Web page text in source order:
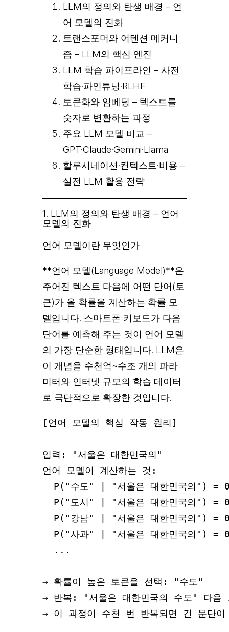
LLM의 정의와 탄생 배경 – 언
어 모델의 진화
트랜스포머와 어텐션 메커니
즘 – LLM의 핵심 엔진
LLM 학습 파이프라인 – 사전
학습·파인튜닝·RLHF
토큰화와 임베딩 – 텍스트를
숫자로 변환하는 과정
주요 LLM 모델 비교 –
GPT·Claude·Gemini·Llama
할루시네이션·컨텍스트·비용 –
실전 LLM 활용 전략
1. LLM의 정의와 탄생 배경 – 언어
모델의 진화
언어 모델이란 무엇인가
**언어 모델(Language Model)**은
주어진 텍스트 다음에 어떤 단어(토
큰)가 올 확률을 계산하는 확률 모
델입니다. 스마트폰 키보드가 다음
단어를 예측해 주는 것이 언어 모델
의 가장 단순한 형태입니다. LLM은
이 개념을 수천억~수조 개의 파라
미터와 인터넷 규모의 학습 데이터
로 극단적으로 확장한 것입니다.
[언어 모델의 핵심 작동 원리]
입력: "서울은 대한민국의"
언어 모델이 계산하는 것:
P("수도" | "서울은 대한민국의") =
P("도시" | "서울은 대한민국의") =
P("강남" | "서울은 대한민국의") =
P("사과" | "서울은 대한민국의") =
  ...
→ 확률이 높은 토큰을 선택: "수도"
→ 반복: "서울은 대한민국의 수도" 다음